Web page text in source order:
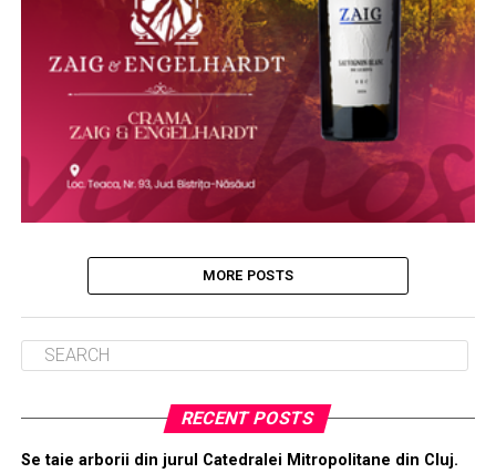
MORE POSTS
RECENT POSTS
Se taie arborii din jurul Catedralei Mitropolitane din Cluj.